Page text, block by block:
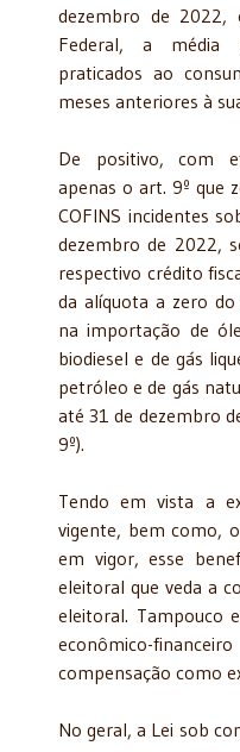
dezembro de
Federal, a média
praticados ao
meses anteriores à
De positivo, com
apenas o art. 9º que
COFINS incidentes
dezembro de 2022,
respectivo crédito
da alíquota a zero do
na importação de
biodiesel e de gás
petróleo e de gás
até 31 de dezembro
9º).
Tendo em vista a
vigente, bem como,
em vigor, esse
eleitoral que veda a
eleitoral. Tampouco
econômico-
compensação como
No geral, a Lei sob